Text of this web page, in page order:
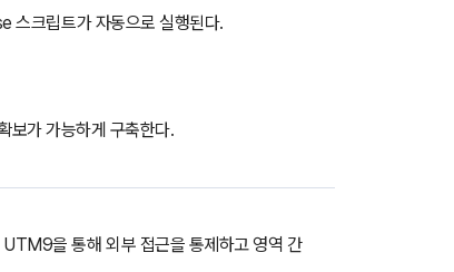
스크립트가 자동으로 실행된다.
보가 가능하게 구축한다.
을 통해 외부 접근을 통제하고 영역 간